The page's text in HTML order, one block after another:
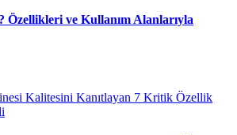
Özellikleri ve Kullanım Alanlarıyla